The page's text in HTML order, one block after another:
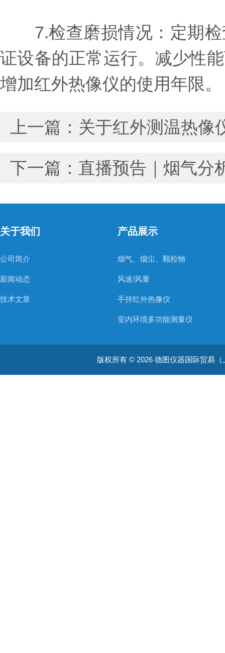
7.检查磨损情况：定期检
证设备的正常运行。减少性
增加红外热像仪的使用年限。
上一篇： 关于红外测温热像
下一篇： 直播预告｜烟气分
关于我们
公司简介
新闻动态
技术文章
产品展示
烟气、烟尘、颗粒物
风速/风量
手持红外热像仪
室内环境多功能测量仪
温湿度仪器
版权所有 © 2026 德图仪器国际贸易